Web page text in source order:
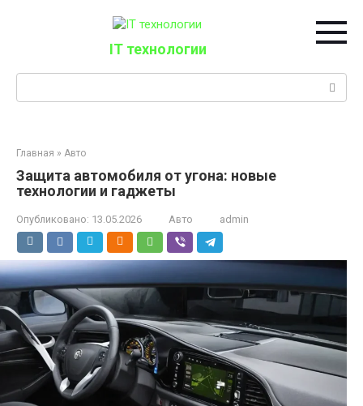
IT технологии
Главная » Авто
Защита автомобиля от угона: новые
технологии и гаджеты
Опубликовано: 13.05.2026 Авто admin